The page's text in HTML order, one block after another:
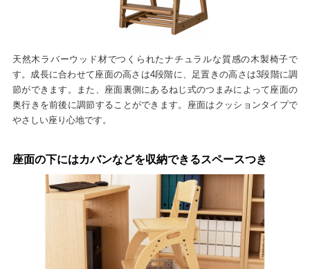
天然木ラバーウッド材でつくられたナチュラルな質感の木製椅子で
す。成長に合わせて座面の高さは4段階に、足置きの高さは3段階に調
節ができます。また、座面裏側にあるねじ式のつまみによって座面の
奥行きを前後に調節することができます。座面はクッションタイプで
やさしい座り心地です。
座面の下にはカバンなどを収納できるスペースつき